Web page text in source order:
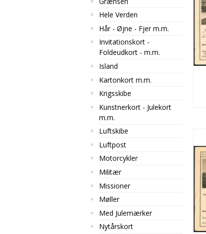
Hele Verden
Hår - Øjne - Fjer m.m.
Invitationskort -
Foldeudkort - m.m.
Island
Kartonkort m.m.
Krigsskibe
Kunstnerkort - Julekort
m.m.
Luftskibe
Luftpost
Motorcykler
Militær
Missioner
Møller
Med Julemærker
Nytårskort